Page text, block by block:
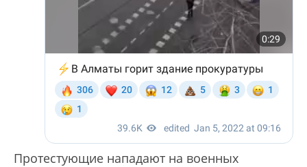
Протестующие нападают на военных